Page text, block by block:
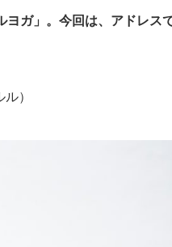
ヨガ」。今回は、アドレス
）